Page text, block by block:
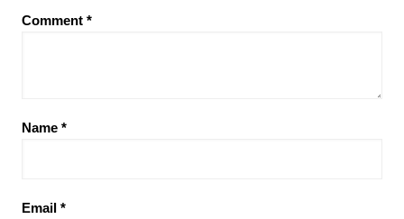
Comment *
Name *
Email *